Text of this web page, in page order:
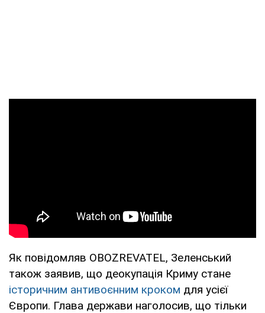
Як повідомляв OBOZREVATEL, Зеленський
також заявив, що деокупація Криму стане
історичним антивоєнним кроком для усієї
Європи. Глава держави наголосив, що тільки